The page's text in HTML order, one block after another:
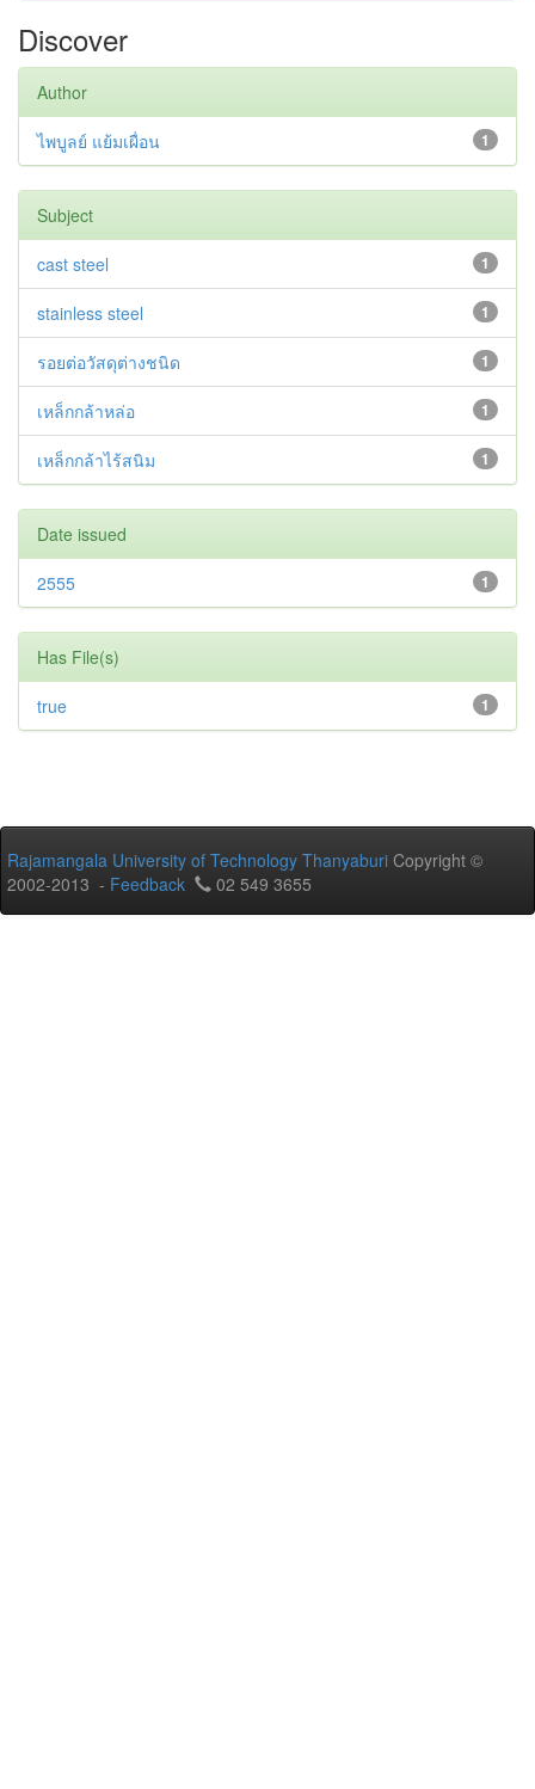
Discover
Author
1
ไพบูลย์ แย้มเผื่อน
Subject
1
cast steel
1
stainless steel
1
รอยต่อวัสดุต่างชนิด
1
เหล็กกล้าหล่อ
1
เหล็กกล้าไร้สนิม
Date issued
1
2555
Has File(s)
1
true
Rajamangala University of Technology Thanyaburi Copyright ©
2002-2013 - Feedback 02 549 3655